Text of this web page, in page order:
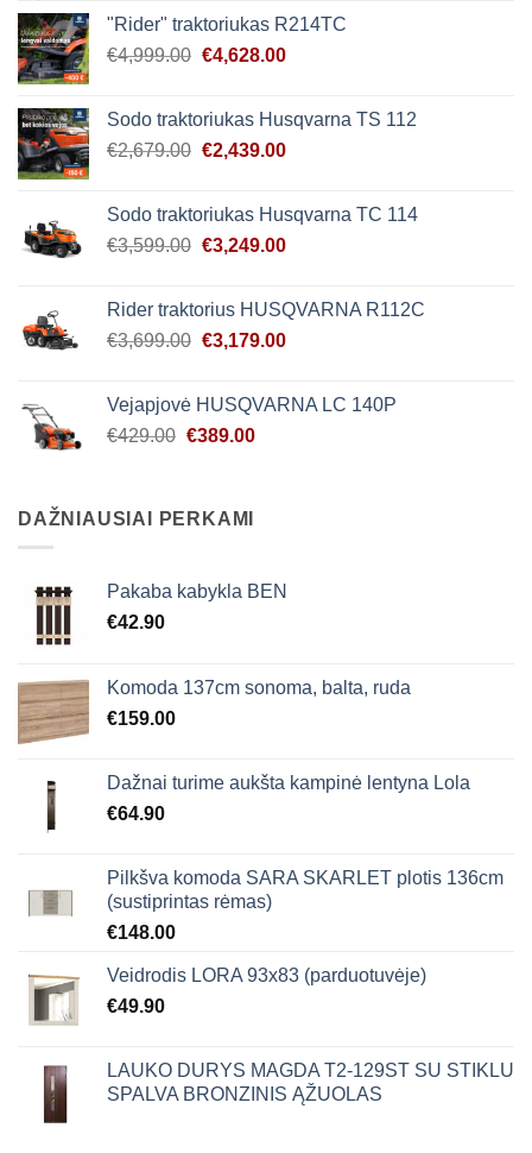
€4,450.00.€4,139.00.
"Rider" traktoriukas R214TC
€4,999.00 Original
€4,999.00.
€4,628.00Current
€4,628.00.
Sodo traktoriukas Husqvarna TS 112
€2,679.00 Original
€2,679.00.
€2,439.00Current
€2,439.00.
Sodo traktoriukas Husqvarna TC 114
€3,599.00 Original
€3,599.00.
€3,249.00Current
€3,249.00.
Rider traktorius HUSQVARNA R112C
€3,699.00 Original
€3,699.00.
€3,179.00Current
€3,179.00.
Vejapjovė HUSQVARNA LC 140P
€429.00 Original
€429.00.
€389.00Current
DAŽNIAUSIAI PERKAMI
Pakaba kabykla BEN
€42.90
Komoda 137cm sonoma, balta, ruda
€159.00
Dažnai turime aukšta kampinė lentyna Lola
€64.90
Pilkšva komoda SARA SKARLET plotis 136cm
(sustiprintas rėmas)
€148.00
Veidrodis LORA 93x83 (parduotuvėje)
€49.90
LAUKO DURYS MAGDA T2-129ST SU STIKLU
SPALVA BRONZINIS ĄŽUOLAS